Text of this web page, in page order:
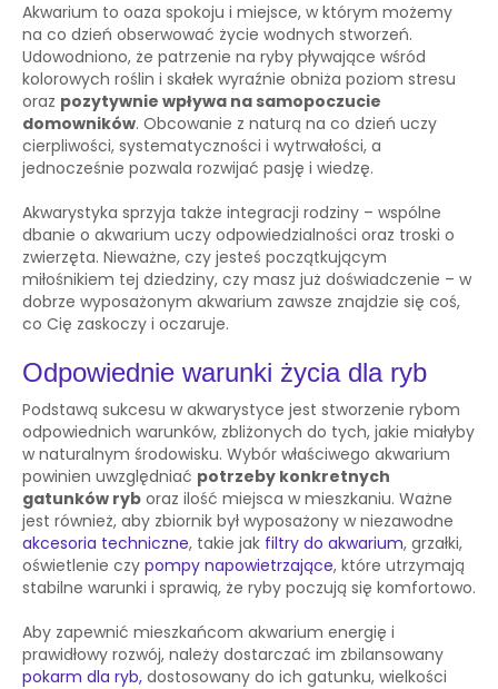
Akwarium to oaza spokoju i miejsce, w którym możemy
na co dzień obserwować życie wodnych stworzeń.
Udowodniono, że patrzenie na ryby pływające wśród
kolorowych roślin i skałek wyraźnie obniża poziom stresu
oraz pozytywnie wpływa na samopoczucie
domowników. Obcowanie z naturą na co dzień uczy
cierpliwości, systematyczności i wytrwałości, a
jednocześnie pozwala rozwijać pasję i wiedzę.
Akwarystyka sprzyja także integracji rodziny – wspólne
dbanie o akwarium uczy odpowiedzialności oraz troski o
zwierzęta. Nieważne, czy jesteś początkującym
miłośnikiem tej dziedziny, czy masz już doświadczenie – w
dobrze wyposażonym akwarium zawsze znajdzie się coś,
co Cię zaskoczy i oczaruje.
Odpowiednie warunki życia dla ryb
Podstawą sukcesu w akwarystyce jest stworzenie rybom
odpowiednich warunków, zbliżonych do tych, jakie miałyby
w naturalnym środowisku. Wybór właściwego akwarium
powinien uwzględniać potrzeby konkretnych
gatunków ryb oraz ilość miejsca w mieszkaniu. Ważne
jest również, aby zbiornik był wyposażony w niezawodne
akcesoria techniczne, takie jak filtry do akwarium, grzałki,
oświetlenie czy pompy napowietrzające, które utrzymają
stabilne warunki i sprawią, że ryby poczują się komfortowo.
Aby zapewnić mieszkańcom akwarium energię i
prawidłowy rozwój, należy dostarczać im zbilansowany
pokarm dla ryb, dostosowany do ich gatunku, wielkości